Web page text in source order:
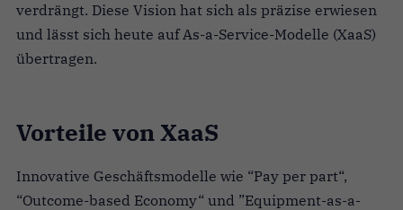
verdrängt. Diese Vision hat sich als präzise erwiesen
und lässt sich heute auf As-a-Service-Modelle (XaaS)
übertragen.
Vorteile von XaaS
Innovative Geschäftsmodelle wie “Pay per part“,
“Outcome-based Economy“ und ”Equipment-as-a-